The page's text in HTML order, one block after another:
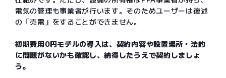
電気の管理も事業者が行います。そのためユーザーは後述
の「売電」をすることができません。
初期費用0円モデルの導入は、契約内容や設置場所・法的
に問題がないかも確認し、納得したうえで契約しましょ
う。